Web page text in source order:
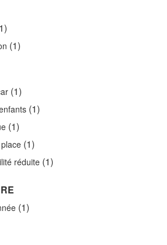
(1)
(1)
(1)
(1)
(1)
réduite (1)
(1)